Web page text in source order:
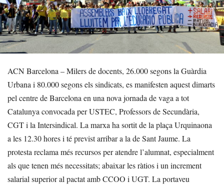
ACN Barcelona – Milers de docents, 26.000 segons la Guàrdia
Urbana i 80.000 segons els sindicats, es manifesten aquest dimarts
pel centre de Barcelona en una nova jornada de vaga a tot
Catalunya convocada per USTEC, Professors de Secundària,
CGT i la Intersindical. La marxa ha sortit de la plaça Urquinaona
a les 12.30 hores i té previst arribar a la de Sant Jaume. La
protesta reclama més recursos per atendre l’alumnat, especialment
als que tenen més necessitats; abaixar les ràtios i un increment
salarial superior al pactat amb CCOO i UGT. La portaveu